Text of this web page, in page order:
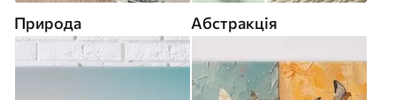
Природа Абстракція